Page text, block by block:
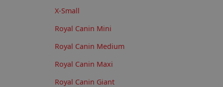
X-Small
Royal Canin Mini
Royal Canin Medium
Royal Canin Maxi
Royal Canin Giant